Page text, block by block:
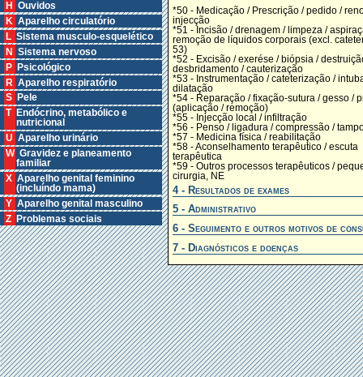
H Ouvidos
K Aparelho circulatório
L Sistema musculo-esquelético
N Sistema nervoso
P Psicológico
R Aparelho respiratório
S Pele
T Endócrino, metabólico e
nutricional
U Aparelho urinário
W Gravidez e planeamento
familiar
X Aparelho genital feminino
(incluíndo mama)
Y Aparelho genital masculino
Z Problemas sociais
*50 - Medicação / Prescrição / pedido /
injecção
*51 - Incisão / drenagem / limpeza /
remoção de líquidos corporais (excl.
53)
*52 - Excisão / exerése / biópsia /
desbridamento / cauterização
*53 - Instrumentação / cateterização /
dilatação
*54 - Reparação / fixação-sutura / gesso /
(aplicação / remoção)
*55 - Injecção local / infiltração
*56 - Penso / ligadura / compressão /
*57 - Medicina física / reabilitação
*58 - Aconselhamento terapêutico / escuta
terapêutica
*59 - Outros processos terapêuticos /
cirurgia, NE
4 - Resultados de exames
5 - Administrativo
6 - Seguimento e outros motivos de
7 - Diagnósticos e doenças